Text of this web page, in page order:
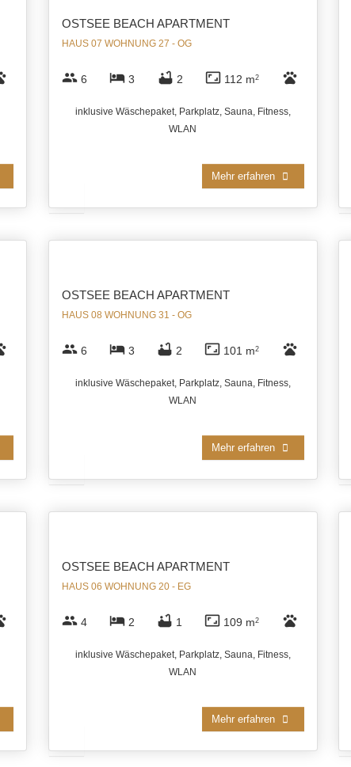
OSTSEE BEACH APARTMENT
HAUS 07 WOHNUNG 27 - OG
group 6 hotel 3 bathtub 2 aspect_ratio 112 m2 pets
inklusive Wäschepaket, Parkplatz, Sauna, Fitness,
WLAN
Mehr erfahren
OSTSEE BEACH APARTMENT
HAUS 08 WOHNUNG 31 - OG
group 6 hotel 3 bathtub 2 aspect_ratio 101 m2 pets
inklusive Wäschepaket, Parkplatz, Sauna, Fitness,
WLAN
Mehr erfahren
OSTSEE BEACH APARTMENT
HAUS 06 WOHNUNG 20 - EG
group 4 hotel 2 bathtub 1 aspect_ratio 109 m2 pets
inklusive Wäschepaket, Parkplatz, Sauna, Fitness,
WLAN
Mehr erfahren